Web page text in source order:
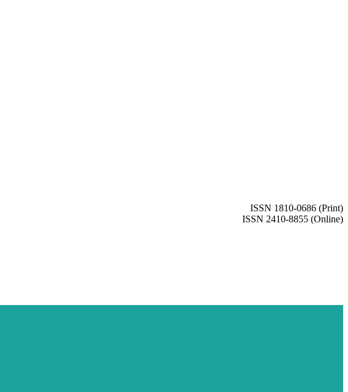
ISSN 1810-0686 (Print)
ISSN 2410-8855 (Online)